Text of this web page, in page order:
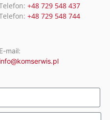
+48 729 548 437
+48 729 548 744
E-mail:
info@komserwis.pl